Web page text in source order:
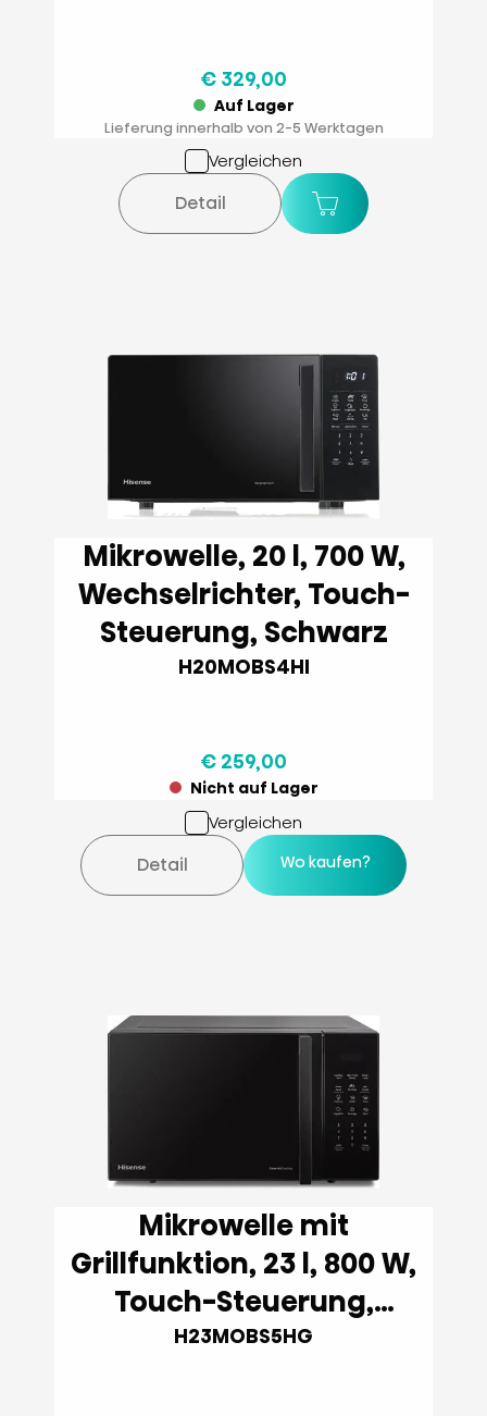
€ 329,00
Auf Lager
Lieferung innerhalb von 2-5 Werktagen
Vergleichen
Detail
Mikrowelle, 20 l, 700 W,
Wechselrichter, Touch-
Steuerung, Schwarz
H20MOBS4HI
€ 259,00
Nicht auf Lager
Vergleichen
Detail Wo kaufen?
Mikrowelle mit
Grillfunktion, 23 l, 800 W,
Touch-Steuerung,
Schwarz
H23MOBS5HG